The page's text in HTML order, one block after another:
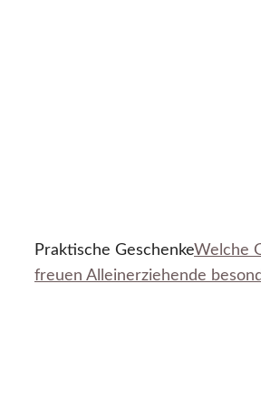
Praktische GeschenkeWelche
freuen Alleinerziehende